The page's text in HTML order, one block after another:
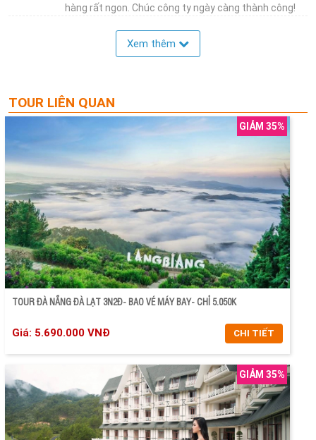
hàng rất ngon. Chúc công ty ngày càng thành công!
Xem thêm
TOUR LIÊN QUAN
GIẢM 35%
CHI TIẾT
ĐẶT TOUR
TOUR ĐÀ NẴNG ĐÀ LẠT 3N2Đ- BAO VÉ MÁY BAY- CHỈ 5.050K
Giá: 5.690.000 VNĐ CHI TIẾT
GIẢM 35%